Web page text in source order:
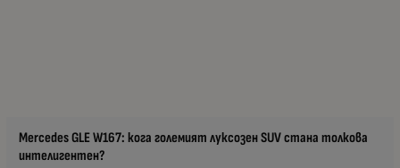
Mercedes GLE W167: кога големият луксозен SUV стана толкова
интелигентен?